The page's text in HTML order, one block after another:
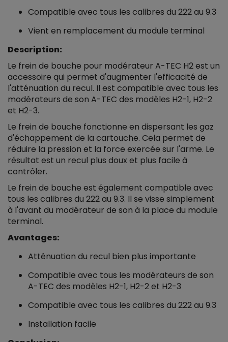
Compatible avec tous les calibres du 222 au 9.3
Vient en remplacement du module terminal
Description:
Le frein de bouche pour modérateur A-TEC H2 est un
accessoire qui permet d'augmenter l'efficacité de
l'atténuation du recul. Il est compatible avec tous les
modérateurs de son A-TEC des modèles H2-1, H2-2
et H2-3.
Le frein de bouche fonctionne en dispersant les gaz
d'échappement de la cartouche. Cela permet de
réduire la pression et la force exercée sur l'arme. Le
résultat est un recul plus doux et plus facile à
contrôler.
Le frein de bouche est également compatible avec
tous les calibres du 222 au 9.3. Il se visse simplement
à l'avant du modérateur de son à la place du module
terminal.
Avantages:
Atténuation du recul bien plus importante
Compatible avec tous les modérateurs de son
A-TEC des modèles H2-1, H2-2 et H2-3
Compatible avec tous les calibres du 222 au 9.3
Installation facile